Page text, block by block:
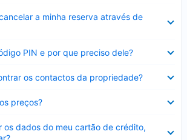
a minha reserva através de
PIN e por que preciso dele?
os contactos da propriedade?
preços?
os dados do meu cartão de crédito,